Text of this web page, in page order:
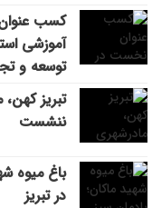
کسب
توسعه و
تبریز
ننشست
باغ میوه
در تبریز